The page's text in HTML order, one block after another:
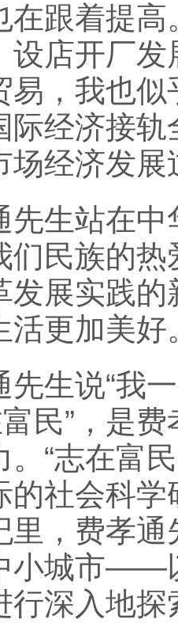
在跟着提
设店开厂
易，我也
际经济接
场经济发
站在中
们民族的
发展实践
活更加美好
说“我一
富民”，是
。“志在富
的社会科
里，费孝
城市——
行深入地